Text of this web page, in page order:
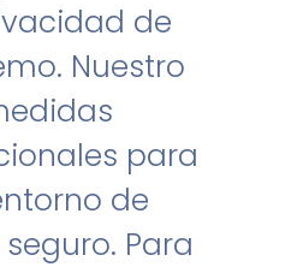
de
Nuestro
para
de
Para